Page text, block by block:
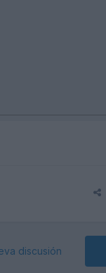
discusión